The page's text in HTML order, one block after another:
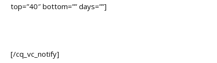
top=”40″ bottom=”” days=””]
[/cq_vc_notify]